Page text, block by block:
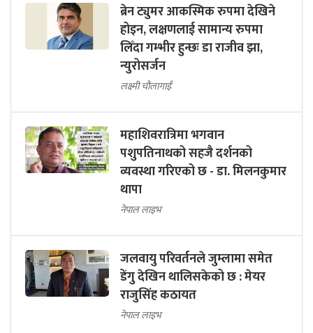
ब्रेन ट्युमर आकस्मिक रुपमा देखिने
होइन, लक्षणलाई सामान्य रुपमा
लिँदा गम्भीर हुन्छः डा राजीव झा,
न्युरोसर्जन
लक्ष्मी चौलागाईं
महाशिवरात्रिमा भगवान
पशुपतिनाथको सहजै दर्शनको
व्यवस्था गरिएको छ - डा. मिलनकुमार
थापा
नेपाल लाइभ
जलवायु परिवर्तनले जुम्लामा समेत
डेंगु देखिन थालिसकेको छ : मेयर
राजुसिंह कठायत
नेपाल लाइभ